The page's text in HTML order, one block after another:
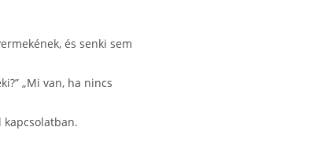
és senki sem
„Mi van, ha nincs
kapcsolatban.